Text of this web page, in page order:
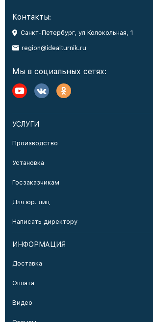
Контакты:
Санкт-Петербург, ул Колокольная, 1
region@idealturnik.ru
Мы в социальных сетях:
УСЛУГИ
Производство
Установка
Госзаказчикам
Для юр. лиц
Написать директору
ИНФОРМАЦИЯ
Доставка
Оплата
Видео